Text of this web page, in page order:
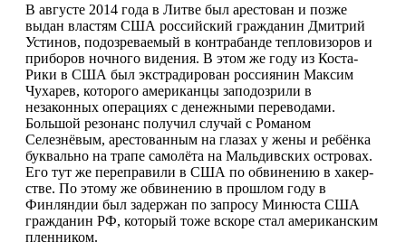
В августе 2014 года в Литве был арестован и позже
выдан властям США российский гражда­нин Дмитрий
Устинов, подозреваемый в контра­банде тепловизоров и
приборов ночного видения. В этом же году из Коста-
Рики в США был экс­традирован россиянин Максим
Чухарев, которого американцы заподозрили в
незаконных операци­ях с денежными переводами.
Большой резонанс получил случай с Романом
Селезнёвым, аресто­ванным на глазах у жены и ребёнка
буквально на трапе самолёта на Мальдивских островах.
Его тут же переправили в США по обвинению в хакер­
стве. По этому же обвинению в прошлом году в
Финляндии был задержан по запросу Минюста США
гражданин РФ, который тоже вскоре стал американским
пленником.